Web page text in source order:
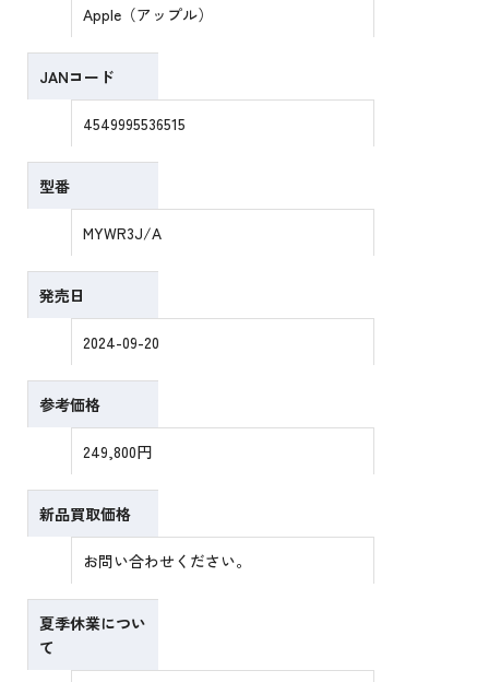
Apple（アップル）
JANコード
4549995536515
型番
MYWR3J/A
発売日
2024-09-20
参考価格
249,800円
新品買取価格
お問い合わせください。
夏季休業につい
て